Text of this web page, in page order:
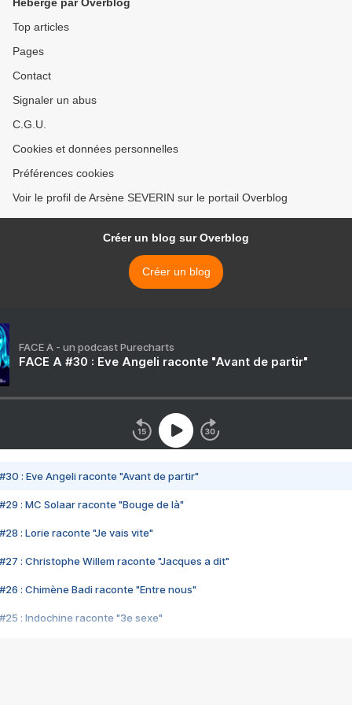
Top articles
Pages
Contact
Signaler un abus
C.G.U.
Cookies et données personnelles
Préférences cookies
Voir le profil de Arsène SEVERIN sur le portail Overblog
Créer un blog sur Overblog
Créer un blog
FACE A - un podcast Purecharts
FACE A #30 : Eve Angeli raconte "Avant de partir"
#30 : Eve Angeli raconte "Avant de partir"
#29 : MC Solaar raconte "Bouge de là"
#28 : Lorie raconte "Je vais vite"
#27 : Christophe Willem raconte "Jacques a dit"
#26 : Chimène Badi raconte "Entre nous"
#25 : Indochine raconte "3e sexe"